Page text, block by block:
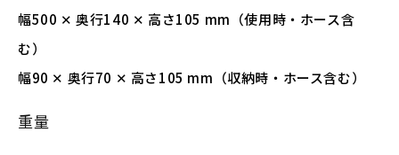
幅500 ✕ 奥行140 ✕ 高さ105 mm（使用時・ホース含
む）
幅90 ✕ 奥行70 ✕ 高さ105 mm（収納時・ホース含む）
重量